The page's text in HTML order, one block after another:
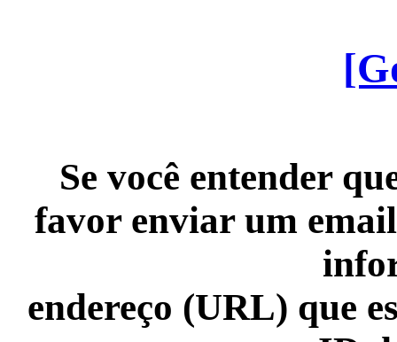
Se você entender
favor enviar um
endereço (URL) que